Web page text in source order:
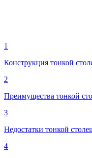
1
Конструкция тонкой
2
Преимущества тонкой
3
Недостатки тонкой
4